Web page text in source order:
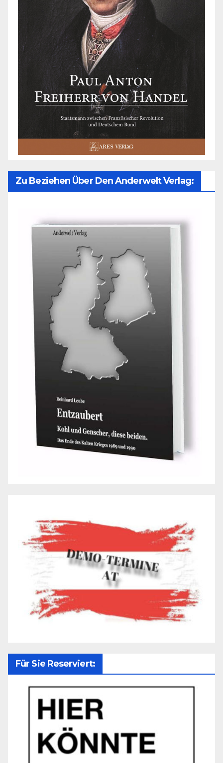
Zu Beziehen Über Den Anderwelt Verlag:
Für Sie Reserviert: